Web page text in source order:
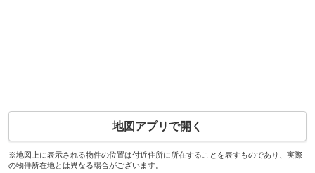
地図アプリで開く
※地図上に表示される物件の位置は付近住所に所在することを表すものであり、実際
の物件所在地とは異なる場合がございます。